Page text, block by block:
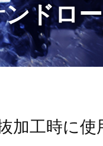
ンドロー
工時に使